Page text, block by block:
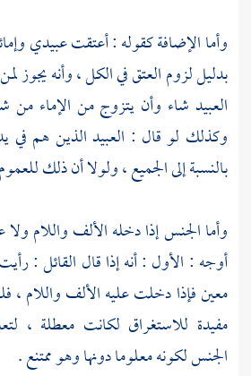
وأما الإضافة كقوله : أعتقت عبيدي
بدليل لزوم العتق في الكل ، وأنه
العبيد شاء وأن يتزوج من الإماء
وكذلك لو قال : العبيد الذين هم في
بالنسبة إلى الجميع ، ولولا أن ذلك
وأما الجنس إذا دخله الألف واللام ولا
أوجه : الأول : أنه إذا قال القائل :
معين فإذا دخلت عليه الألف واللام ،
مفيدة للاستغراق لكانت معطلة ،
الجنس لكونه معلوما دونها وهو ممتنع .